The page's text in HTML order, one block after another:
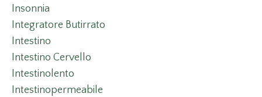
Insonnia
Integratore Butirrato
Intestino
Intestino Cervello
Intestinolento
Intestinopermeabile